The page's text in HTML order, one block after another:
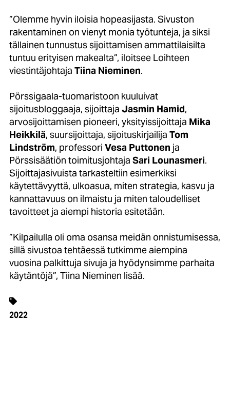
”Olemme hyvin iloisia hopeasijasta. Sivuston
rakentaminen on vienyt monia työtunteja, ja siksi
tällainen tunnustus sijoittamisen ammattilaisilta
tuntuu erityisen makealta”, iloitsee Loihteen
viestintäjohtaja Tiina Nieminen.
Pörssigaala-tuomaristoon kuuluivat
sijoitusbloggaaja, sijoittaja Jasmin Hamid,
arvosijoittamisen pioneeri, yksityissijoittaja Mika
Heikkilä, suursijoittaja, sijoituskirjailija Tom
Lindström, professori Vesa Puttonen ja
Pörssisäätiön toimitusjohtaja Sari Lounasmeri.
Sijoittajasivuista tarkasteltiin esimerkiksi
käytettävyyttä, ulkoasua, miten strategia, kasvu ja
kannattavuus on ilmaistu ja miten taloudelliset
tavoitteet ja aiempi historia esitetään.
”Kilpailulla oli oma osansa meidän onnistumisessa,
sillä sivustoa tehtäessä tutkimme aiempina
vuosina palkittuja sivuja ja hyödynsimme parhaita
käytäntöjä”, Tiina Nieminen lisää.
2022